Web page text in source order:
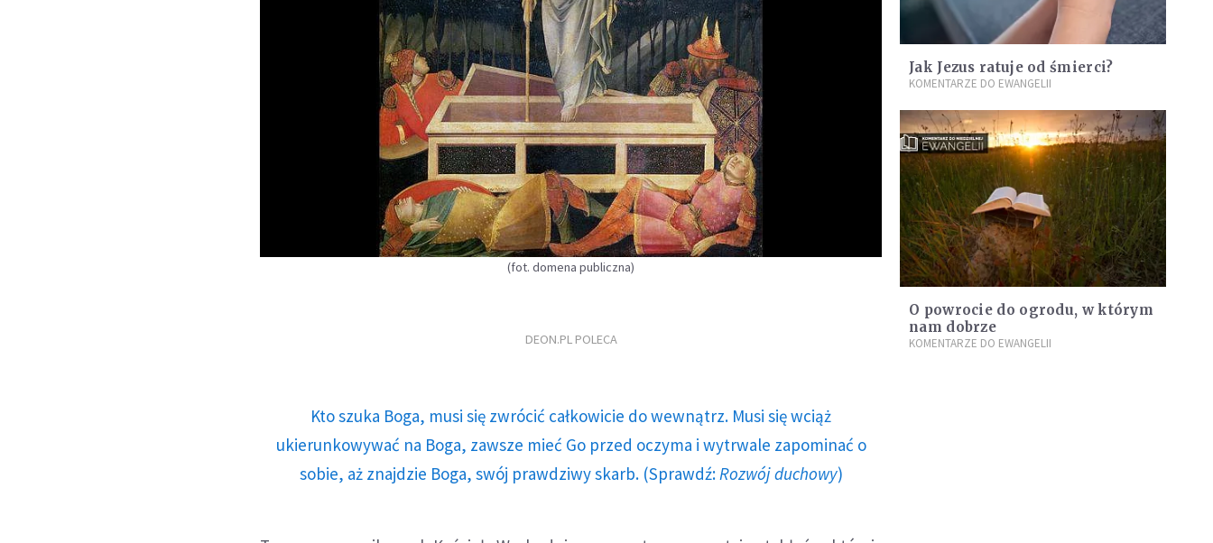
(fot. domena publiczna)
DEON.PL POLECA
Kto szuka Boga, musi się zwrócić całkowicie do wewnątrz. Musi się wciąż
ukierunkowywać na Boga, zawsze mieć Go przed oczyma i wytrwale zapominać o
sobie, aż znajdzie Boga, swój prawdziwy skarb. (Sprawdź:Rozwój duchowy)
Jak Jezus ratuje od śmierci?
KOMENTARZE DO EWANGELII
O powrocie do ogrodu, w którym
nam dobrze
KOMENTARZE DO EWANGELII